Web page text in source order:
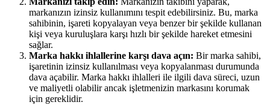
markanızın izinsiz kullanımını tespit edebilirsiniz. Bu, marka
sahibinin, işareti kopyalayan veya benzer bir şekilde kullanan
kişi veya kuruluşlara karşı hızlı bir şekilde hareket etmesini
sağlar.
Marka hakkı ihlallerine karşı dava açın: Bir marka sahibi,
işaretinin izinsiz kullanılması veya kopyalanması durumunda
dava açabilir. Marka hakkı ihlalleri ile ilgili dava süreci, uzun
ve maliyetli olabilir ancak işletmenizin markasını korumak
için gereklidir.